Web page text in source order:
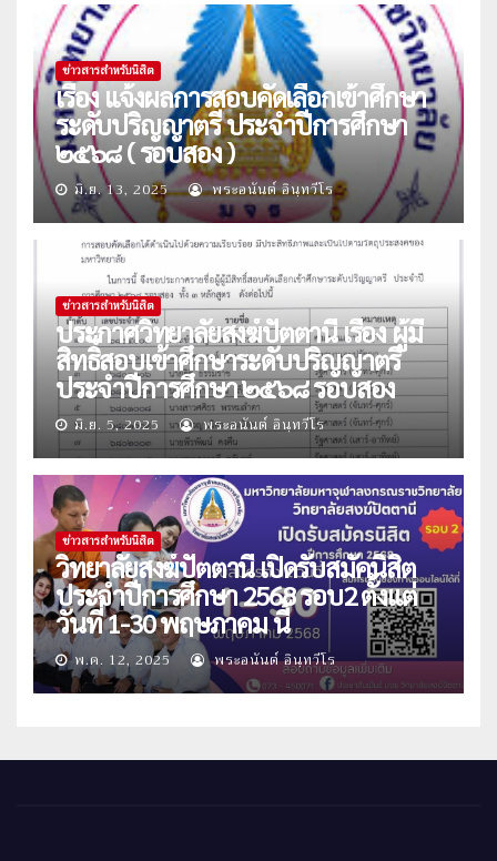
ข่าวสารสำหรับนิสิต
เรื่อง แจ้งผลการสอบคัดเลือกเข้าศึกษา
ระดับปริญญาตรี ประจำปีการศึกษา
๒๕๖๘ ( รอบสอง )
มิ.ย. 13, 2025 พระอนันต์ อินฺทวีโร
ข่าวสารสำหรับนิสิต
ประกาศวิทยาลัยสงฆ์ปัตตานี เรื่อง ผู้มี
สิทธิ์สอบเข้าศึกษาระดับปริญญาตรี
ประจำปีการศึกษา ๒๕๖๘ รอบสอง
มิ.ย. 5, 2025 พระอนันต์ อินฺทวีโร
ข่าวสารสำหรับนิสิต
วิทยาลัยสงฆ์ปัตตานี เปิดรับสมัคนิสิต
ประจำปีการศึกษา 2568 รอบ2 ตั้งแต่
วันที่ 1-30 พฤษภาคม นี้
พ.ค. 12, 2025 พระอนันต์ อินฺทวีโร